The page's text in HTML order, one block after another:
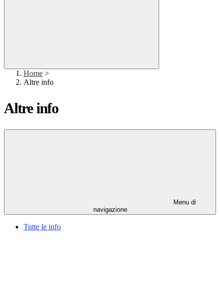
Home >
Altre info
Altre info
Menu di
navigazione
Tutte le info